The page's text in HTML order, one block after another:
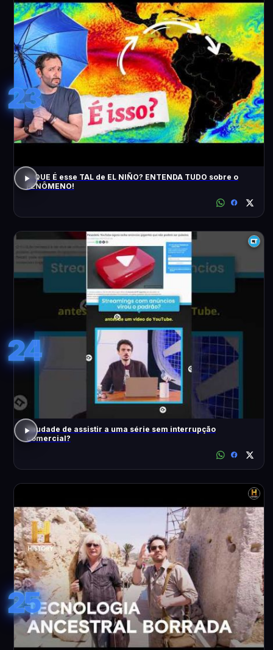
23
O QUE É esse TAL de EL NIÑO? ENTENDA TUDO sobre o
FENÔMENO!
24
Saudade de assistir a uma série sem interrupção
comercial?
25